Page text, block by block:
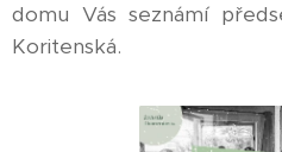
domu Vás seznámí
Koritenská.